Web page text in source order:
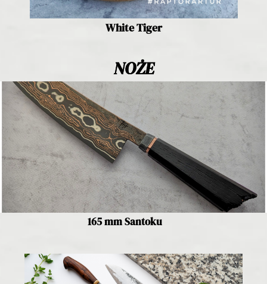
White Tiger
165 mm Santoku
NOŻE